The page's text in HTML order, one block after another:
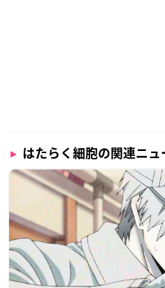
はたらく細胞の関連ニュ